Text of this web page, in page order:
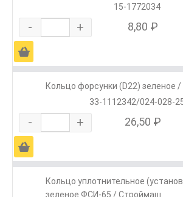
15-1772034
- + 8,80 ₽
Ä
Кольцо форсунки (D22) зеленое
33-1112342/024-028-
- + 26,50 ₽
Ä
Кольцо уплотнительное
зеленое ФСИ-65 / Строймаш